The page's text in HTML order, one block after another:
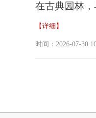
在古典园林
【详细】
时间：2026-07-30